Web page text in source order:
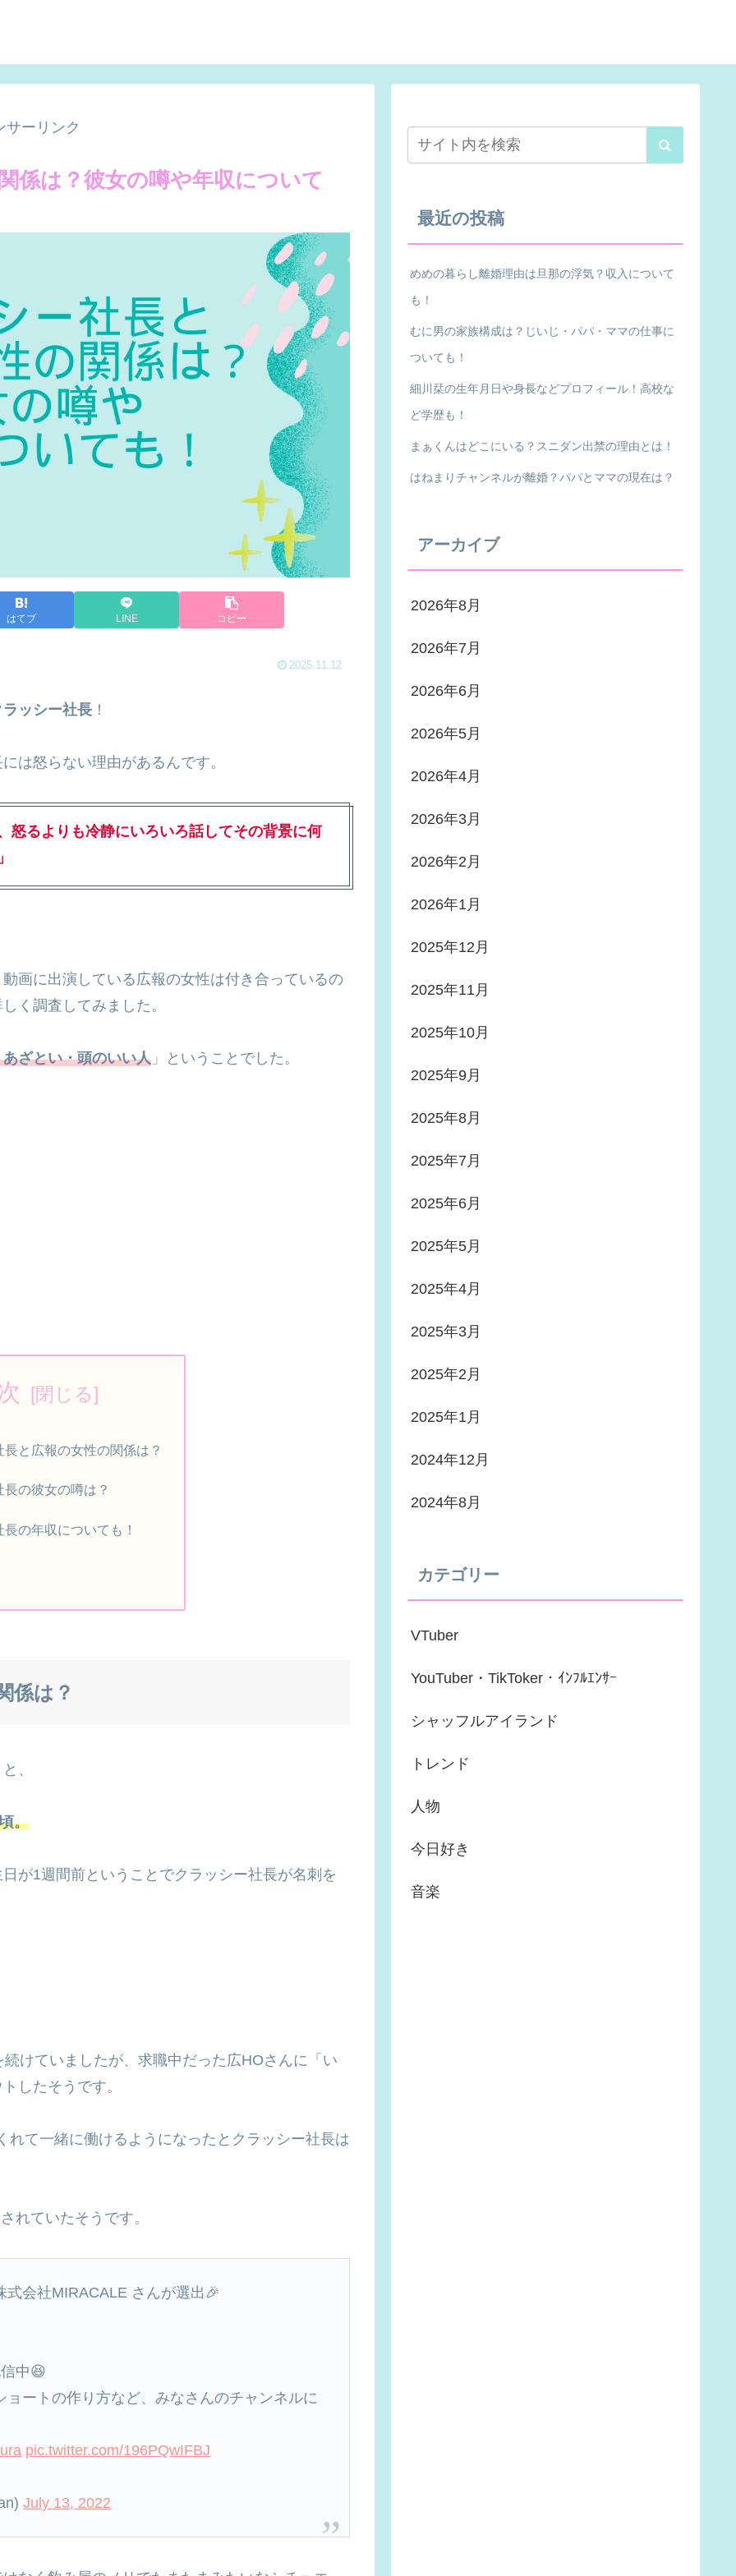
サーリンク
係は？彼女の噂や年収について
はてブ LINE コピー
2025.11.12
ラッシー社長 ！
は怒らない理由があるんです。
怒るよりも冷静にいろいろ話してその背景に何
」
動画に出演している広報の女性は付き合っているの
く調査してみました。
ざとい・頭のいい人 」ということでした。
長と広報の女性の関係は？
長の彼女の噂は？
の年収についても！
係は？
、
。
が1週間前ということでクラッシー社長が名刺を
けていましたが、求職中だった広HOさんに「い
したそうです。
て一緒に働けるようになったとクラッシー社長は
れていたそうです。
式会社MIRACALE さんが選出🎉
中😆
ートの作り方など、みなさんのチャンネルに
pic.twitter.com/196PQwIFBJ
July 13, 2022
最近の投稿
めめの暮らし離婚理由は旦那の浮気？収入について
も！
むに男の家族構成は？じいじ・パパ・ママの仕事に
ついても！
細川栞の生年月日や身長などプロフィール！高校な
ど学歴も！
まぁくんはどこにいる？スニダン出禁の理由とは！
はねまりチャンネルが離婚？パパとママの現在は？
アーカイブ
2026年8月
2026年7月
2026年6月
2026年5月
2026年4月
2026年3月
2026年2月
2026年1月
2025年12月
2025年11月
2025年10月
2025年9月
2025年8月
2025年7月
2025年6月
2025年5月
2025年4月
2025年3月
2025年2月
2025年1月
2024年12月
2024年8月
カテゴリー
VTuber
YouTuber・TikToker・ｲﾝﾌﾙｴﾝｻｰ
シャッフルアイランド
トレンド
人物
今日好き
音楽